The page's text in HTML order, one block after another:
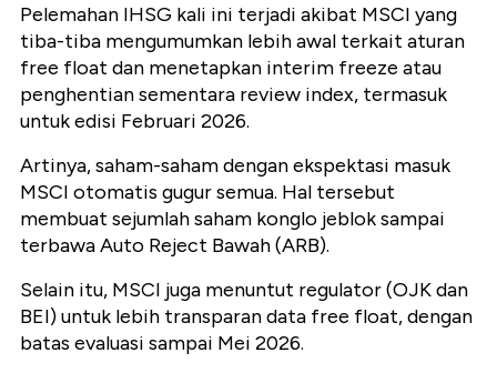
Pelemahan IHSG kali ini terjadi akibat MSCI yang
tiba-tiba mengumumkan lebih awal terkait aturan
free float dan menetapkan interim freeze atau
penghentian sementara review index, termasuk
untuk edisi Februari 2026.
Artinya, saham-saham dengan ekspektasi masuk
MSCI otomatis gugur semua. Hal tersebut
membuat sejumlah saham konglo jeblok sampai
terbawa Auto Reject Bawah (ARB).
Selain itu, MSCI juga menuntut regulator (OJK dan
BEI) untuk lebih transparan data free float, dengan
batas evaluasi sampai Mei 2026.